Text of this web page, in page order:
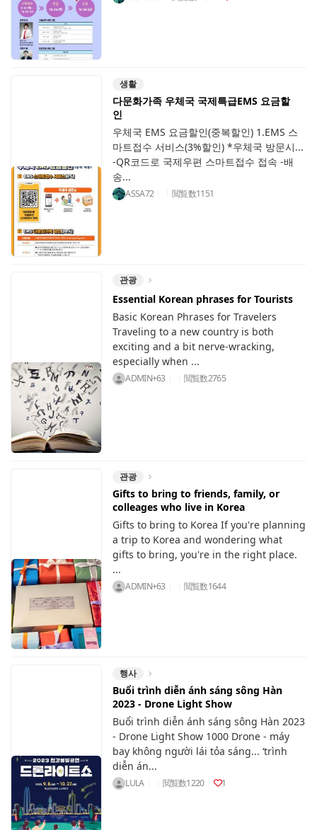
생활
다문화가족 우체국 국제특급EMS 요금할
인
우체국 EMS 요금할인(중복할인) 1.EMS 스
마트접수 서비스(3%할인) *우체국 방문시...
-QR코드로 국제우편 스마트접수 접속 -배
송...
ASSA72 閲覧数1151
관광
Essential Korean phrases for Tourists
Basic Korean Phrases for Travelers
Traveling to a new country is both
exciting and a bit nerve-wracking,
especially when ...
ADMIN+63 閲覧数2765
관광
Gifts to bring to friends, family, or
colleages who live in Korea
Gifts to bring to Korea If you're planning
a trip to Korea and wondering what
gifts to bring, you're in the right place.
...
ADMIN+63 閲覧数1644
행사
Buổi trình diễn ánh sáng sông Hàn
2023 - Drone Light Show
Buổi trình diễn ánh sáng sông Hàn 2023
- Drone Light Show 1000 Drone - máy
bay không người lái tỏa sáng... ‘trình
diễn án...
LULA 閲覧数1220 1